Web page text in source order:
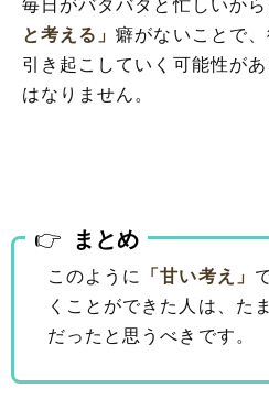
毎日がバタバタと忙しいから
と考える」癖がないことで
引き起こしていく可能性が
はなりません。
まとめ
このように 「甘い考え」
くことができた人は、た
だったと思うべきです。